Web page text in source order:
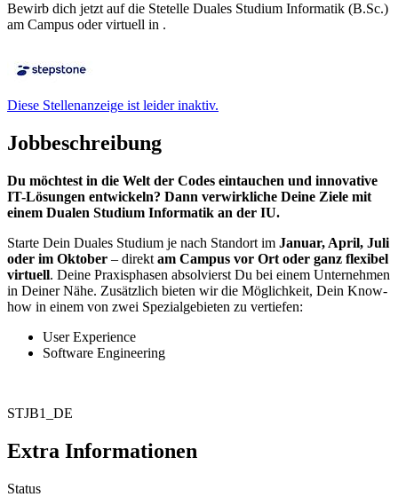
Bewirb dich jetzt auf die Stetelle Duales Studium Informatik (B.Sc.)
am Campus oder virtuell in .
Diese Stellenanzeige ist leider inaktiv.
Jobbeschreibung
Du möchtest in die Welt der Codes eintauchen und innovative
IT-Lösungen entwickeln? Dann verwirkliche Deine Ziele mit
einem Dualen Studium Informatik an der IU.
Starte Dein Duales Studium je nach Standort im Januar, April, Juli
oder im Oktober – direkt am Campus vor Ort oder ganz flexibel
virtuell. Deine Praxisphasen absolvierst Du bei einem Unternehmen
in Deiner Nähe. Zusätzlich bieten wir die Möglichkeit, Dein Know-
how in einem von zwei Spezialgebieten zu vertiefen:
User Experience
Software Engineering
STJB1_DE
Extra Informationen
Status